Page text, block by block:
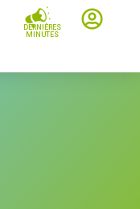
DERNIÈRES
MINUTES